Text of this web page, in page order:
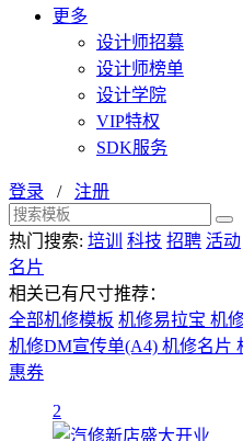
更多
设计师招募
设计师榜单
设计学院
VIP特权
SDK服务
登录 / 注册
热门搜索: 培训 科技 招聘 活动
名片
相关已有尺寸推荐：
全部机修模板 机修易拉宝 机
机修DM宣传单(A4) 机修名片
惠券
2